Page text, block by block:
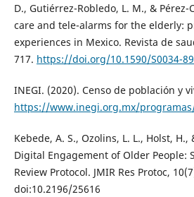
D., Gutiérrez-Robledo, L. M., & Pérez-
care and tele-alarms for the elderly:
experiences in Mexico. Revista de
717. https://doi.org/10.1590/S0034-
INEGI. (2020). Censo de población y
https://www.inegi.org.mx/
Kebede, A. S., Ozolins, L. L., Holst,
Digital Engagement of Older People:
Review Protocol. JMIR Res Protoc,
doi:10.2196/25616